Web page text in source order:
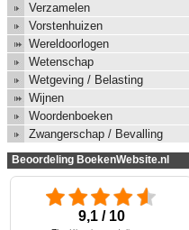
Verzamelen
Vorstenhuizen
Wereldoorlogen
Wetenschap
Wetgeving / Belasting
Wijnen
Woordenboeken
Zwangerschap / Bevalling
Beoordeling BoekenWebsite.nl
9,1 / 10